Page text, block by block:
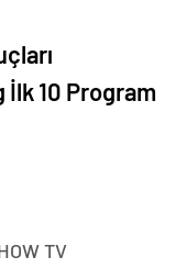
İlk 10 Program
TV